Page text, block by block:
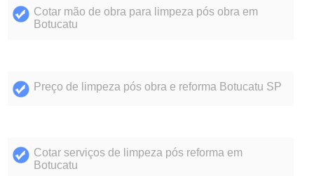
Cotar mão de obra para limpeza pós obra em
Botucatu
Preço de limpeza pós obra e reforma Botucatu SP
Cotar serviços de limpeza pós reforma em
Botucatu